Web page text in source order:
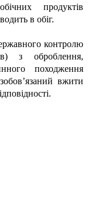
продуктів
в обіг.
контролю
з оброблення,
походження
вжити